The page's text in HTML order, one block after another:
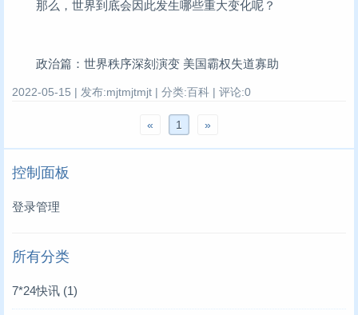
那么，世界到底会因此发生哪些重大变化呢？
政治篇：世界秩序深刻演变 美国霸权失道寡助
2022-05-15 | 发布:mjtmjtmjt | 分类:百科 | 评论:0
« 1 »
控制面板
登录管理
所有分类
7*24快讯 (1)